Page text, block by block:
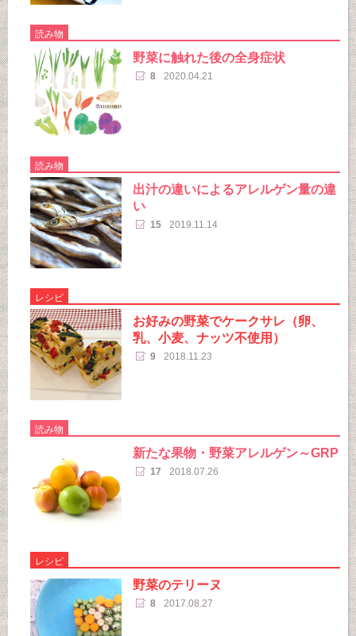
読み物
野菜に触れた後の全身症状
8 2020.04.21
読み物
出汁の違いによるアレルゲン量の違
い
15 2019.11.14
レシピ
お好みの野菜でケークサレ（卵、
乳、小麦、ナッツ不使用）
9 2018.11.23
読み物
新たな果物・野菜アレルゲン～GRP
17 2018.07.26
レシピ
野菜のテリーヌ
8 2017.08.27